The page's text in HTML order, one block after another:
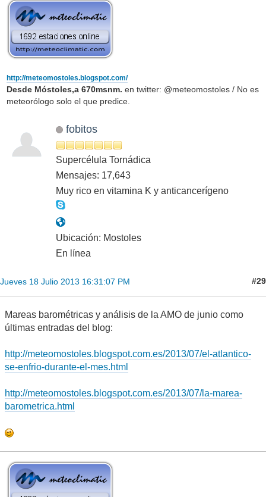
http://meteomostoles.blogspot.com/
Desde Móstoles,a 670msnm. en twitter: @meteomostoles / No es
meteorólogo solo el que predice.
fobitos
Supercélula Tornádica
Mensajes: 17,643
Muy rico en vitamina K y anticancerígeno
Ubicación: Mostoles
En línea
Jueves 18 Julio 2013 16:31:07 PM #29
Mareas barométricas y análisis de la AMO de junio como
últimas entradas del blog:
http://meteomostoles.blogspot.com.es/2013/07/el-atlantico-
se-enfrio-durante-el-mes.html
http://meteomostoles.blogspot.com.es/2013/07/la-marea-
barometrica.html